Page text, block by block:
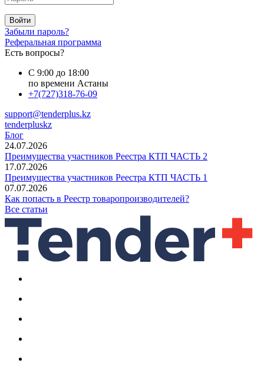
Войти
Забыли пароль?
Реферальная программа
Есть вопросы?
С 9:00 до 18:00
по времени Астаны
+7(727)318-76-09
support@tenderplus.kz
tenderpluskz
Блог
24.07.2026
Преимущества участников Реестра КТП ЧАСТЬ 2
17.07.2026
Преимущества участников Реестра КТП ЧАСТЬ 1
07.07.2026
Как попасть в Реестр товаропроизводителей?
Все статьи